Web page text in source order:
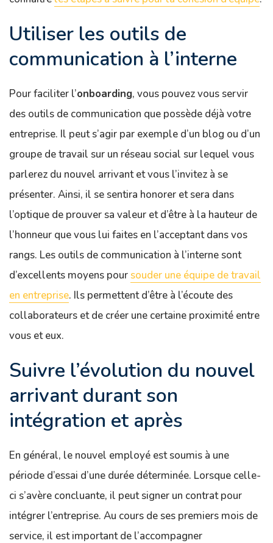
Utiliser les outils de
communication à l’interne
Pour faciliter l’onboarding, vous pouvez vous servir
des outils de communication que possède déjà votre
entreprise. Il peut s’agir par exemple d’un blog ou d’un
groupe de travail sur un réseau social sur lequel vous
parlerez du nouvel arrivant et vous l’invitez à se
présenter. Ainsi, il se sentira honorer et sera dans
l’optique de prouver sa valeur et d’être à la hauteur de
l’honneur que vous lui faites en l’acceptant dans vos
rangs. Les outils de communication à l’interne sont
d’excellents moyens poursouder une équipe de travail
en entreprise. Ils permettent d’être à l’écoute des
collaborateurs et de créer une certaine proximité entre
vous et eux.
Suivre l’évolution du nouvel
arrivant durant son
intégration et après
En général, le nouvel employé est soumis à une
période d’essai d’une durée déterminée. Lorsque celle-
ci s’avère concluante, il peut signer un contrat pour
intégrer l’entreprise. Au cours de ses premiers mois de
service, il est important de l’accompagner